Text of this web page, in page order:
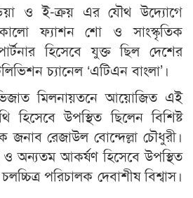
ও ই-ক্রয় এর যৌথ উদ্যোগে
ফ্যাশন শো ও সাংস্কৃতিক
হিসেবে যুক্ত ছিল দেশের
চ্যানেল ‘এটিএন বাংলা’।
মিলনায়তনে আয়োজিত এই
হিসেবে উপস্থিত ছিলেন বিশিষ্ট
রেজাউল বোন্দেল্লা চৌধুরী।
অন্যতম আকর্ষণ হিসেবে উপস্থিত
পরিচালক দেবাশীষ বিশ্বাস।